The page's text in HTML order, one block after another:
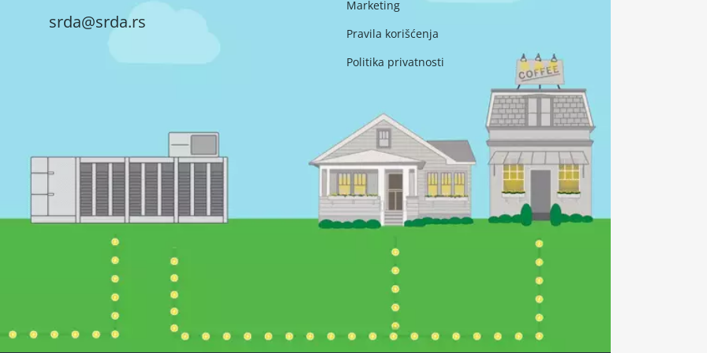
srda@srda.rs
Marketing
Pravila korišćenja
Politika privatnosti